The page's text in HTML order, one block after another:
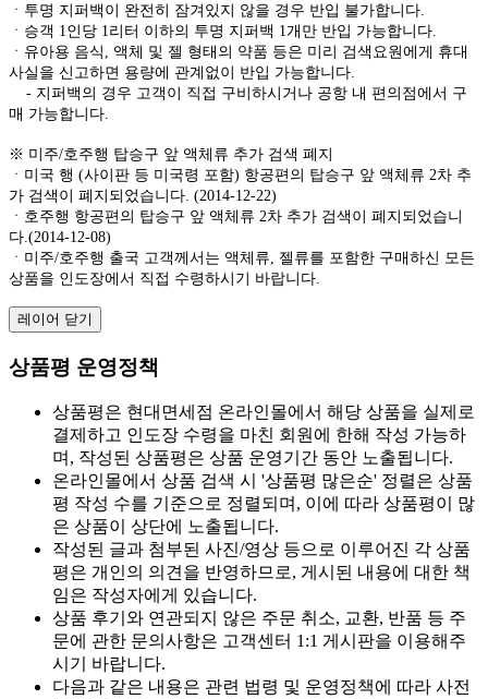
ㆍ투명 지퍼백이 완전히 잠겨있지 않을 경우 반입 불가합니다.
ㆍ승객 1인당 1리터 이하의 투명 지퍼백 1개만 반입 가능합니다.
ㆍ유아용 음식, 액체 및 젤 형태의 약품 등은 미리 검색요원에게 휴대
사실을 신고하면 용량에 관계없이 반입 가능합니다.
- 지퍼백의 경우 고객이 직접 구비하시거나 공항 내 편의점에서 구
매 가능합니다.
※ 미주/호주행 탑승구 앞 액체류 추가 검색 폐지
ㆍ미국 행 (사이판 등 미국령 포함) 항공편의 탑승구 앞 액체류 2차 추
가 검색이 폐지되었습니다. (2014-12-22)
ㆍ호주행 항공편의 탑승구 앞 액체류 2차 추가 검색이 폐지되었습니
다.(2014-12-08)
ㆍ미주/호주행 출국 고객께서는 액체류, 젤류를 포함한 구매하신 모든
상품을 인도장에서 직접 수령하시기 바랍니다.
레이어 닫기
상품평 운영정책
상품평은 현대면세점 온라인몰에서 해당 상품을 실제로
결제하고 인도장 수령을 마친 회원에 한해 작성 가능하
며, 작성된 상품평은 상품 운영기간 동안 노출됩니다.
온라인몰에서 상품 검색 시 '상품평 많은순' 정렬은 상품
평 작성 수를 기준으로 정렬되며, 이에 따라 상품평이 많
은 상품이 상단에 노출됩니다.
작성된 글과 첨부된 사진/영상 등으로 이루어진 각 상품
평은 개인의 의견을 반영하므로, 게시된 내용에 대한 책
임은 작성자에게 있습니다.
상품 후기와 연관되지 않은 주문 취소, 교환, 반품 등 주
문에 관한 문의사항은 고객센터 1:1 게시판을 이용해주
시기 바랍니다.
다음과 같은 내용은 관련 법령 및 운영정책에 따라 사전